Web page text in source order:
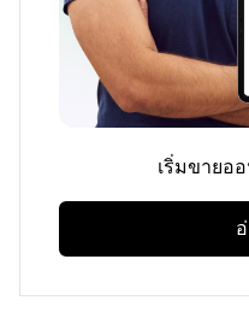
เริ่มขายอ